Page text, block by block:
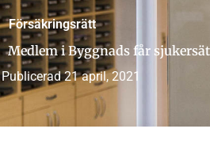
Försäkringsrätt
Medlem i Byggnads får
Publicerad 21 april, 2021